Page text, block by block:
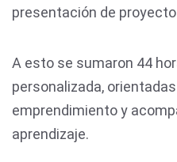
presentación de
A esto se sumaron 44
personalizada,
emprendimiento y
aprendizaje.